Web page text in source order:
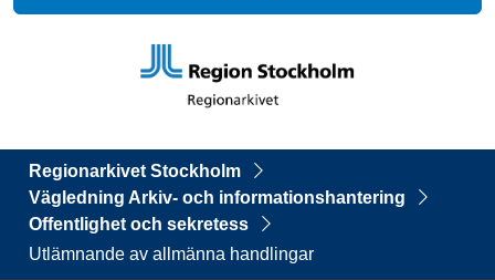
Regionarkivet Stockholm
Vägledning Arkiv- och informationshantering
Offentlighet och sekretess
Utlämnande av allmänna handlingar